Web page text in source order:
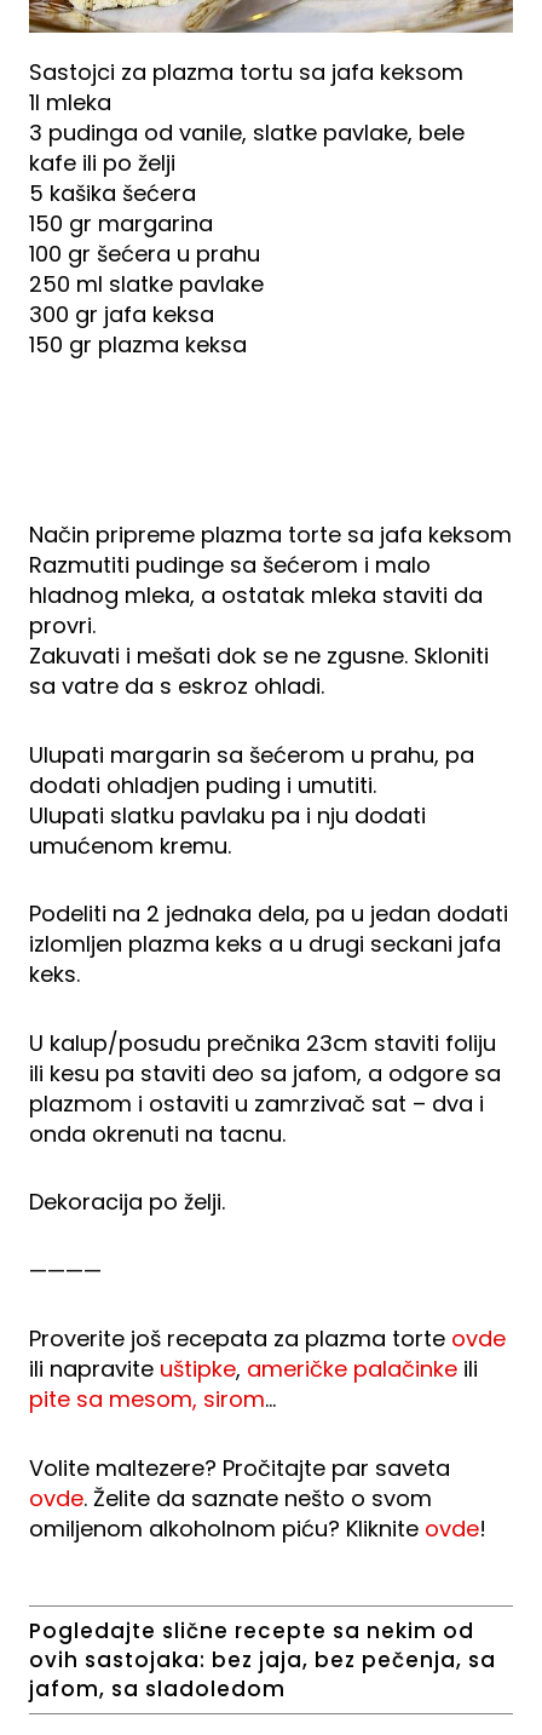
Sastojci za plazma tortu sa jafa keksom
1l mleka
3 pudinga od vanile, slatke pavlake, bele
kafe ili po želji
5 kašika šećera
150 gr margarina
100 gr šećera u prahu
250 ml slatke pavlake
300 gr jafa keksa
150 gr plazma keksa
Način pripreme plazma torte sa jafa keksom
Razmutiti pudinge sa šećerom i malo
hladnog mleka, a ostatak mleka staviti da
provri.
Zakuvati i mešati dok se ne zgusne. Skloniti
sa vatre da s eskroz ohladi.
Ulupati margarin sa šećerom u prahu, pa
dodati ohladjen puding i umutiti.
Ulupati slatku pavlaku pa i nju dodati
umućenom kremu.
Podeliti na 2 jednaka dela, pa u jedan dodati
izlomljen plazma keks a u drugi seckani jafa
keks.
U kalup/posudu prečnika 23cm staviti foliju
ili kesu pa staviti deo sa jafom, a odgore sa
plazmom i ostaviti u zamrzivač sat – dva i
onda okrenuti na tacnu.
Dekoracija po želji.
————
Proverite još recepata za plazma torte ovde
ili napravite uštipke, američke palačinke ili
pite sa mesom, sirom…
Volite maltezere? Pročitajte par saveta
ovde. Želite da saznate nešto o svom
omiljenom alkoholnom piću? Kliknite ovde!
Pogledajte slične recepte sa nekim od
ovih sastojaka: bez jaja, bez pečenja, sa
jafom, sa sladoledom